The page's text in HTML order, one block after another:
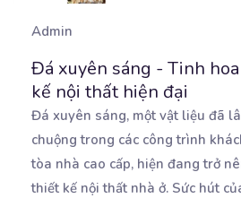
Admin
Đá xuyên sáng - Tinh
kế nội thất hiện đại
Đá xuyên sáng, một vật liệu đã
chuộng trong các công trình
tòa nhà cao cấp, hiện đang trở
thiết kế nội thất nhà ở. Sức hút